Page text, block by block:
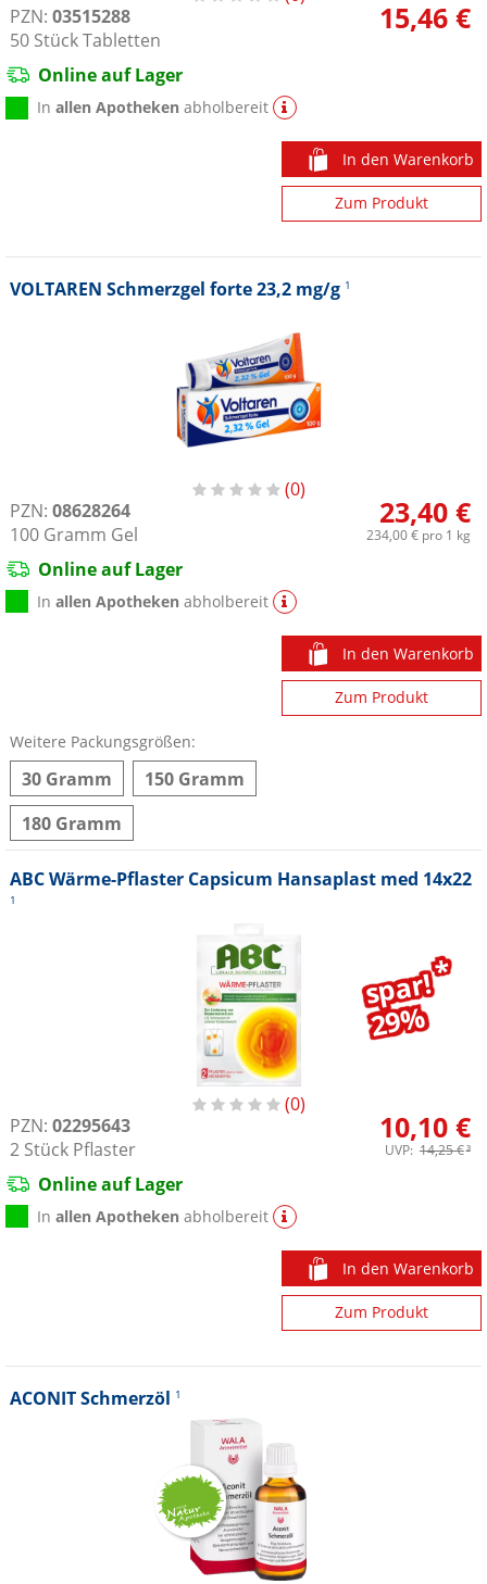
PZN: 03515288
50 Stück Tabletten
15,46 €
Online auf Lager
Inallen Apotheken abholbereit
In den Warenkorb
Zum Produkt
VOLTAREN Schmerzgel forte 23,2 mg/g 1
0
PZN: 08628264
100 Gramm Gel
23,40 €
234,00 €pro 1 kg
Online auf Lager
Inallen Apotheken abholbereit
In den Warenkorb
Zum Produkt
Weitere Packungsgrößen:
30 Gramm
150 Gramm
180 Gramm
ABC Wärme-Pflaster Capsicum Hansaplast med 14x22
1
0
PZN: 02295643
2 Stück Pflaster
10,10 €
UVP: 14,25 €³
spar!*
29%
Online auf Lager
Inallen Apotheken abholbereit
In den Warenkorb
Zum Produkt
ACONIT Schmerzöl 1